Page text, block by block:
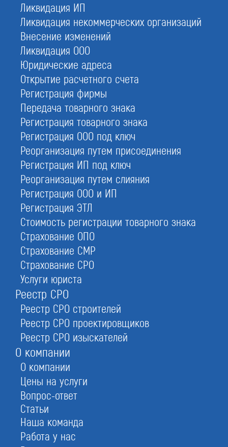
Ликвидация ИП
Ликвидация некоммерческих организаций
Внесение изменений
Ликвидация ООО
Юридические адреса
Открытие расчетного счета
Регистрация фирмы
Передача товарного знака
Регистрация товарного знака
Регистрация ООО под ключ
Реорганизация путем присоединения
Регистрация ИП под ключ
Реорганизация путем слияния
Регистрация ООО и ИП
Регистрация ЭТЛ
Стоимость регистрации товарного знака
Страхование ОПО
Страхование СМР
Страхование СРО
Услуги юриста
Реестр СРО
Реестр СРО строителей
Реестр СРО проектировщиков
Реестр СРО изыскателей
О компании
О компании
Цены на услуги
Вопрос-ответ
Статьи
Наша команда
Работа у нас
Заказать СРО на проектирование
При отправке данной формы вы соглашаетесь сполитикой о предоставлении
персональных данных.
С этой услугой часто заказывают:
Вступить в СРО
СРО строителей
СРО изыскателей
НРС проектировщиков
Независимая оценка квалификации
Пожарная лицензия МЧС
Кому нужно получить допуск СРО на
проектирование
СРО на проектные работы необходимо:
ИП или юрлицу в сфере архитектуры или
проектной деятельности, заключившему
соглашения на разработку документации с
застройщиками, региональными операторами,
техзаказчиками или лицами, эксплуатирующими
объект.
Застройщику, если он сам готовит документацию
на проект.
С марта 2026 г получение разрешения